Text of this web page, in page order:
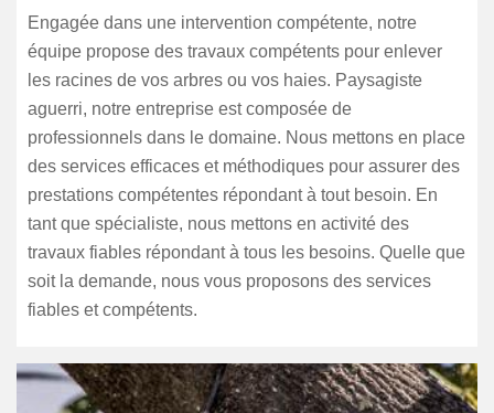
Engagée dans une intervention compétente, notre
équipe propose des travaux compétents pour enlever
les racines de vos arbres ou vos haies. Paysagiste
aguerri, notre entreprise est composée de
professionnels dans le domaine. Nous mettons en place
des services efficaces et méthodiques pour assurer des
prestations compétentes répondant à tout besoin. En
tant que spécialiste, nous mettons en activité des
travaux fiables répondant à tous les besoins. Quelle que
soit la demande, nous vous proposons des services
fiables et compétents.